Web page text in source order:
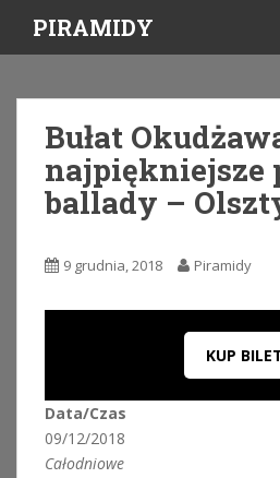
i
PIRAMIDY
Bułat
najpiękniejsze
ballady –
9 grudnia, 2018 Piramidy
KUP
Data/Czas
09/12/2018
Całodniowe